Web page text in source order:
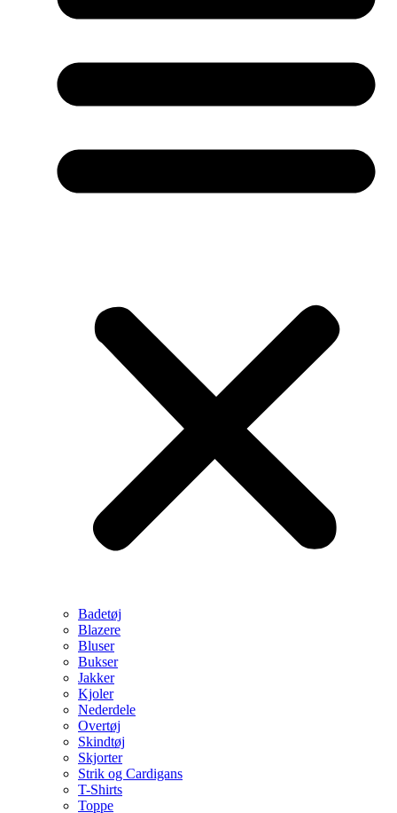
Badetøj
Blazere
Bluser
Bukser
Jakker
Kjoler
Nederdele
Overtøj
Skindtøj
Skjorter
Strik og Cardigans
T-Shirts
Toppe